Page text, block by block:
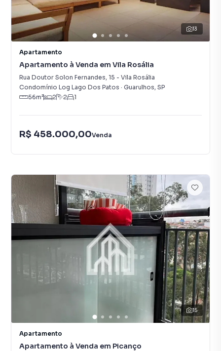
13
Apartamento
Apartamento à Venda em Vila Rosália
Rua Doutor Solon Fernandes, 15 - Vila Rosália
Condomínio Log Lago Dos Patos · Guarulhos, SP
56m² 2 2 1
R$ 458.000,00Venda
15
Apartamento
Apartamento à Venda em Picanço